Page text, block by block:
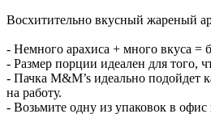
Восхитительно вкусный жареный
- Немного арахиса + много вкуса =
- Размер порции идеален для того,
- Пачка M&M’s идеально подойдет
на работу.
- Возьмите одну из упаковок в офис